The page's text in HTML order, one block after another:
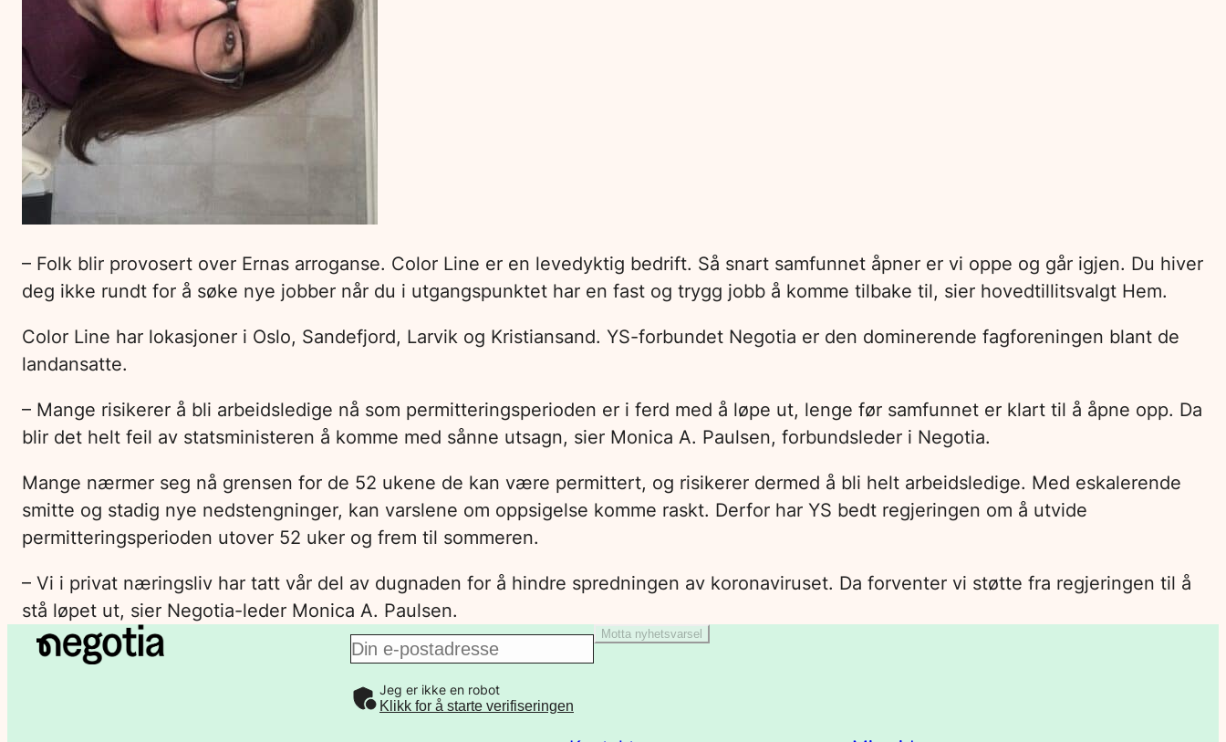
– Folk blir provosert over Ernas arroganse. Color Line er en levedyktig bedrift. Så snart samfunnet åpner er vi oppe og går igjen. Du hiver
deg ikke rundt for å søke nye jobber når du i utgangspunktet har en fast og trygg jobb å komme tilbake til, sier hovedtillitsvalgt Hem.
Color Line har lokasjoner i Oslo, Sandefjord, Larvik og Kristiansand. YS-forbundet Negotia er den dominerende fagforeningen blant de
landansatte.
– Mange risikerer å bli arbeidsledige nå som permitteringsperioden er i ferd med å løpe ut, lenge før samfunnet er klart til å åpne opp. Da
blir det helt feil av statsministeren å komme med sånne utsagn, sier Monica A. Paulsen, forbundsleder i Negotia.
Mange nærmer seg nå grensen for de 52 ukene de kan være permittert, og risikerer dermed å bli helt arbeidsledige. Med eskalerende
smitte og stadig nye nedstengninger, kan varslene om oppsigelse komme raskt. Derfor har YS bedt regjeringen om å utvide
permitteringsperioden utover 52 uker og frem til sommeren.
– Vi i privat næringsliv har tatt vår del av dugnaden for å hindre spredningen av koronaviruset. Da forventer vi støtte fra regjeringen til å
stå løpet ut, sier Negotia-leder Monica A. Paulsen.
E
-
Motta nyhetsvarsel
Jeg er ikke en robot
Klikk for å starte verifiseringen